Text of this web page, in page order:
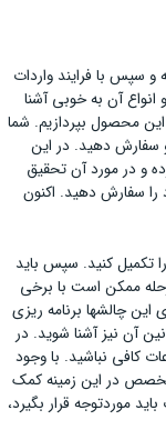
و سپس با فرایند واردات
انواع آن به خوبی آشنا
این محصول بپردازیم. شما
و سفارش دهید. در این
و در مورد آن تحقیق
را سفارش دهید. اکنون
تکمیل کنید. سپس باید
ممکن است با برخی
این چالش­ها برنامه ریزی
آن نیز آشنا شوید. در
کافی نباشید. با وجود
در این زمینه کمک
موردتوجه قرار بگیرد،